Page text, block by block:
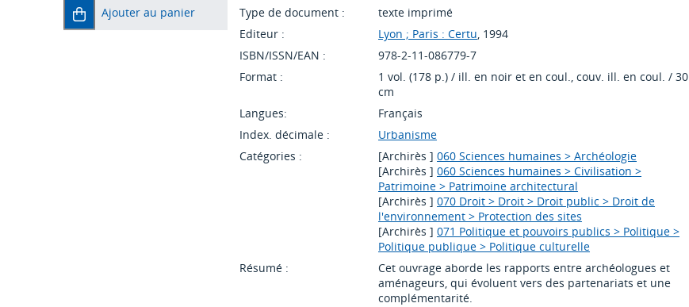
Ajouter au panier
Type de document :
texte imprimé
Editeur :
Lyon ; Paris : Certu, 1994
ISBN/ISSN/EAN :
978-2-11-086779-7
Format :
1 vol. (178 p.) / ill. en noir et en coul., couv. ill. en coul. / 30
cm
Langues:
Français
Index. décimale :
Urbanisme
Catégories :
[Archirès ]060 Sciences humaines > Archéologie
[Archirès ]060 Sciences humaines > Civilisation >
Patrimoine > Patrimoine architectural
[Archirès ]070 Droit > Droit > Droit public > Droit de
l'environnement > Protection des sites
[Archirès ]071 Politique et pouvoirs publics > Politique >
Politique publique > Politique culturelle
Résumé :
Cet ouvrage aborde les rapports entre archéologues et
aménageurs, qui évoluent vers des partenariats et une
complémentarité.